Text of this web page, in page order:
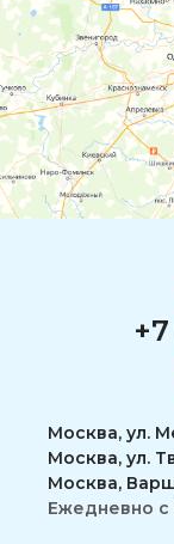
Москва, ул.
Москва, ул.
Москва,
Ежедневно с